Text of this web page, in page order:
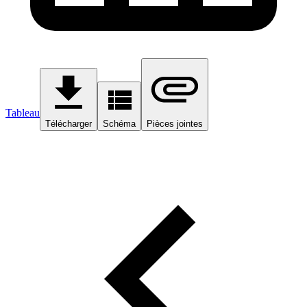
Tableau
Télécharger Schéma Pièces jointes